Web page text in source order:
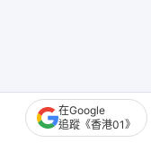
在Google
追蹤《香港01》